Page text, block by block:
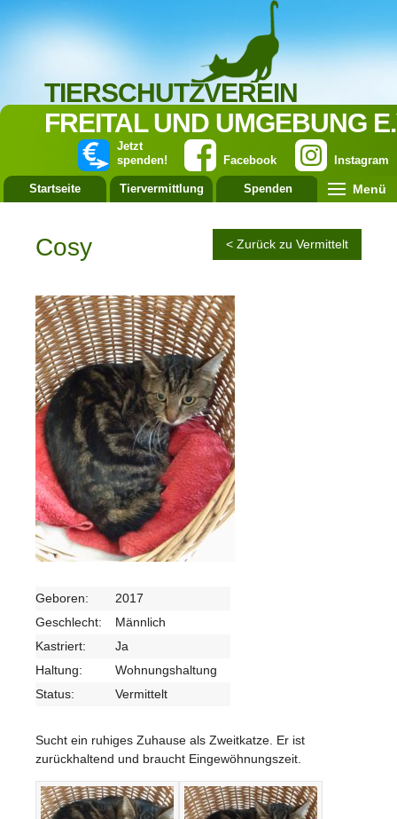
TIERSCHUTZVEREIN
FREITAL UND UMGEBUNG
Instagram
Facebook
Jetzt
spenden!
Startseite Tiervermittlung Spenden Menü
Cosy < Zurück zu Vermittelt
Geboren:
2017
Geschlecht:
Männlich
Kastriert:
Ja
Haltung:
Wohnungshaltung
Status:
Vermittelt
Sucht ein ruhiges Zuhause als Zweitkatze. Er ist
zurückhaltend und braucht Eingewöhnungszeit.